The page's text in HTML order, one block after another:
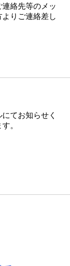
絡先等のメッ
りご連絡差し
てお知らせく
。